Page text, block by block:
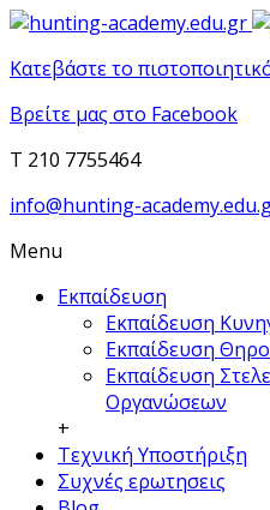
Κατεβάστε το
Βρείτε μας στο Facebook
T 210 7755464
info@hunting-
Menu
Εκπαίδευση
Εκπαίδευση
Εκπαίδευση
Εκπαίδευση
Οργανώσεων
+
Τεχνική Υποστήριξη
Συχνές ερωτησεις